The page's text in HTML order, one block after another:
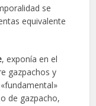
se
equivalente
, exponía en el
gazpachos y
de gazpacho,